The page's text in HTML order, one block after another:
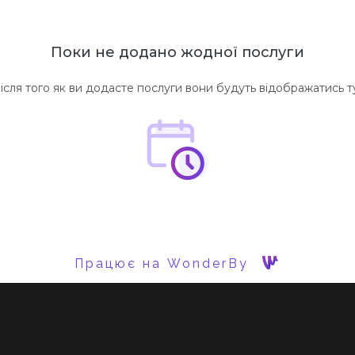
Поки не додано жодної послуги
того як ви додасте послуги вони будуть відображатись
Працює на WonderBy